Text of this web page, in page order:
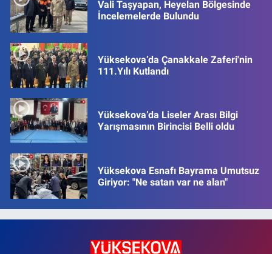
Vali Taşyapan, Heyelan Bölgesinde
İncelemelerde Bulundu
Yüksekova’da Çanakkale Zaferi'nin
111.Yılı Kutlandı
Yüksekova’da Liseler Arası Bilgi
Yarışmasının Birincisi Belli oldu
Yüksekova Esnafı Bayrama Umutsuz
Giriyor: "Ne satan var ne alan"